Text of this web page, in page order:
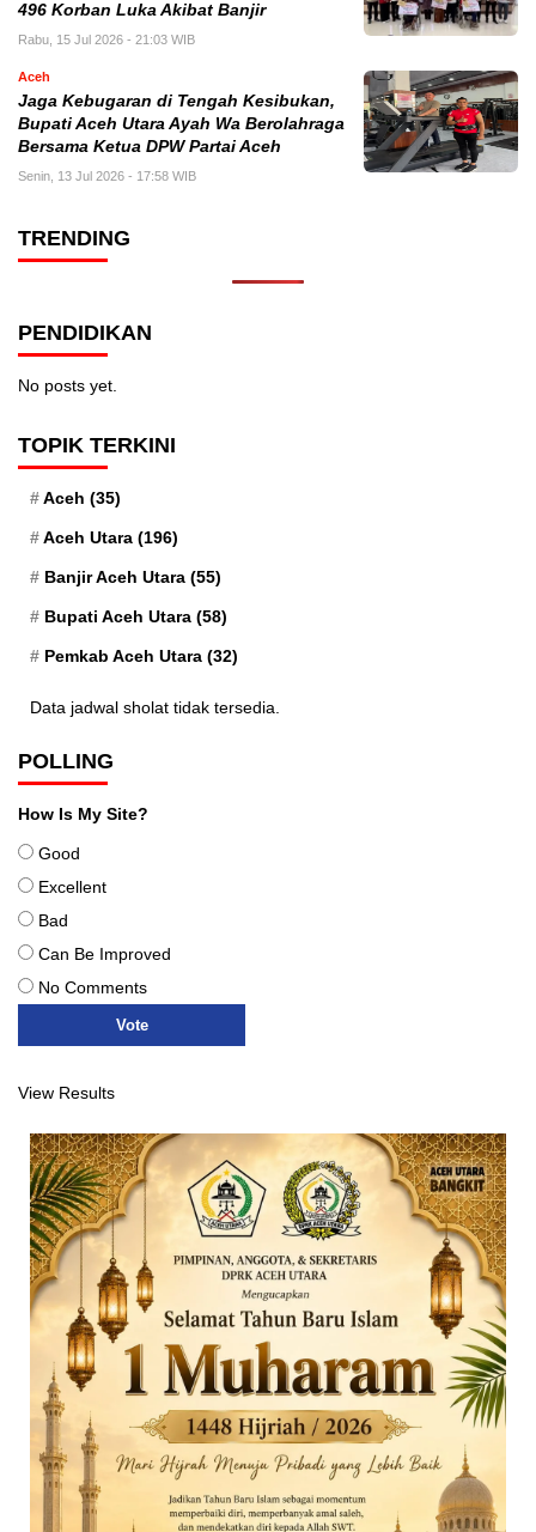
496 Korban Luka Akibat Banjir
Rabu, 15 Jul 2026 - 21:03 WIB
Aceh
Jaga Kebugaran di Tengah Kesibukan,
Bupati Aceh Utara Ayah Wa Berolahraga
Bersama Ketua DPW Partai Aceh
Senin, 13 Jul 2026 - 17:58 WIB
TRENDING
PENDIDIKAN
No posts yet.
TOPIK TERKINI
Aceh (35)
Aceh Utara (196)
Banjir Aceh Utara (55)
Bupati Aceh Utara (58)
Pemkab Aceh Utara (32)
Data jadwal sholat tidak tersedia.
POLLING
How Is My Site?
Good
Excellent
Bad
Can Be Improved
No Comments
View Results